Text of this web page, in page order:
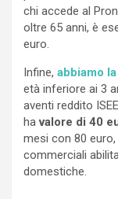
chi accede al
oltre 65 anni, è
euro.
Infine, abbiamo
età inferiore ai 3
aventi reddito
havalore di 40
mesi con 80
commerciali
domestiche.